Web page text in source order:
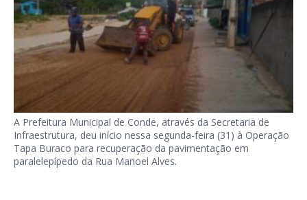
A Prefeitura Municipal de Conde, através da Secretaria de
Infraestrutura, deu início nessa segunda-feira (31) à Operação
Tapa Buraco para recuperação da pavimentação em
paralelepípedo da Rua Manoel Alves.